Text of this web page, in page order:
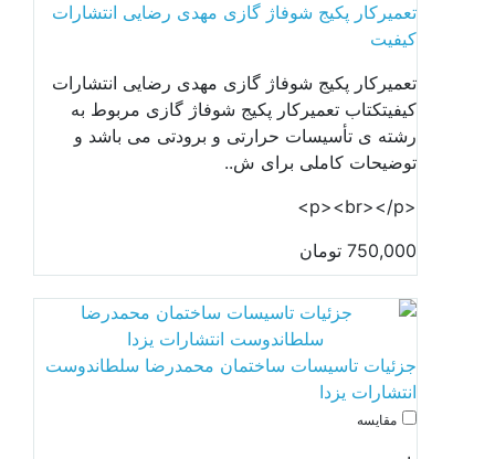
تعمیرکار پکیج شوفاژ گازی مهدی رضایی انتشارات
کیفیت
تعمیرکار پکیج شوفاژ گازی مهدی رضایی انتشارات
کیفیتکتاب تعمیرکار پکیج شوفاژ گازی مربوط به
رشته ی تأسیسات حرارتی و برودتی می باشد و
توضیحات کاملی برای ش..
750,000 تومان
جزئیات تاسیسات ساختمان محمدرضا سلطاندوست
انتشارات یزدا
مقایسه